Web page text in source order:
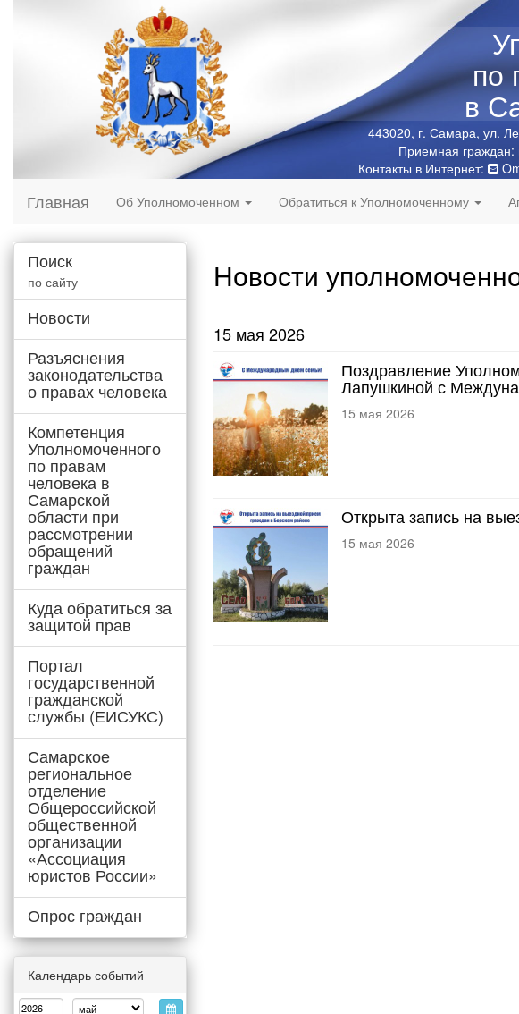
по
в
443020, г. Самара, ул.
Приемная граждан:
Контакты в Интернет:
Главная Об Уполномоченном Обратиться к Уполномоченному
Поиск
по сайту
Новости
Разъяснения
законодательства
о правах человека
Компетенция
Уполномоченного
по правам
человека в
Самарской
области при
рассмотрении
обращений
граждан
Куда обратиться за
защитой прав
Портал
государственной
гражданской
службы (ЕИСУКС)
Самарское
региональное
отделение
Общероссийской
общественной
организации
«Ассоциация
юристов России»
Опрос граждан
Календарь событий
Новости
15 мая 2026
Поздравление
Лапушкиной с
15 мая 2026
Открыта запись на
15 мая 2026